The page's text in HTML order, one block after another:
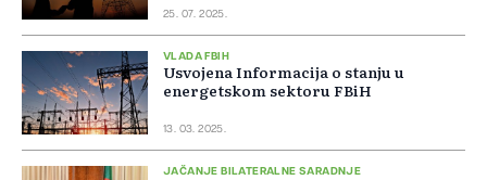
25. 07. 2025.
VLADA FBIH
Usvojena Informacija o stanju u
energetskom sektoru FBiH
13. 03. 2025.
JAČANJE BILATERALNE SARADNJE